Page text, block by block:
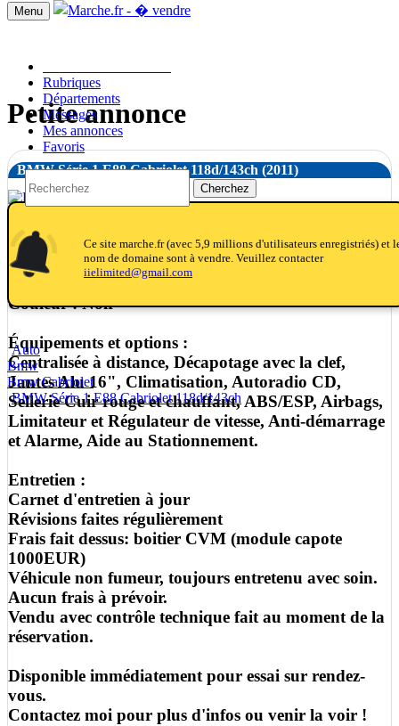
Menu
Rubriques
Départements
Messages
Mes annonces
Favoris
Cherchez
notifications_active
notifications
notificationsCe site marche.fr (avec 5,9 millions d'utilisateurs enregistriés) et
nom de domaine sont à vendre. Veuillez contacter
iielimited@gmail.com
Auto
Bmw
Bmw Cabriolet
BMW Série 1 E88 Cabriolet 118d/143ch
Petite annonce
BMW Série 1 E88 Cabriolet 118d/143ch (2011)
Transmission : Automatique
Kilométrage : 146 000 km
Couleur : Noir
Équipements et options :
Centralisée à distance, Décapotage avec la clef,
Jantes Alu 16", Climatisation, Autoradio CD,
Sellerie Cuir rouge et chauffant, ABS/ESP, Airbags,
Limitateur et Régulateur de vitesse, Anti-démarrage
et Alarme, Aide au Stationnement.
Entretien :
Carnet d'entretien à jour
Révisions faites régulièrement
Frais fait dessus: boitier CVM (module capote
1000EUR)
Véhicule non fumeur, toujours entretenu avec soin.
Aucun frais à prévoir.
Vendu avec contrôle technique fait au moment de la
réservation.
Disponible immédiatement pour essai sur rendez-
vous.
Contactez moi pour plus d'infos ou venir la voir !